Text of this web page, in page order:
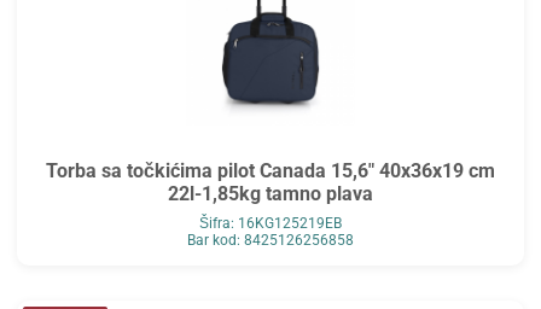
Torba sa točkićima pilot Canada 15,6" 40x36x19 cm
22l-1,85kg tamno plava
Šifra: 16KG125219EB
Bar kod: 8425126256858